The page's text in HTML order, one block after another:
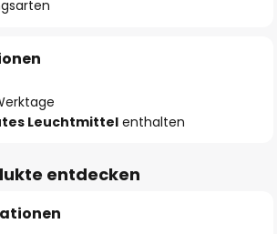
Leuchtmittel enthalten
entdecken